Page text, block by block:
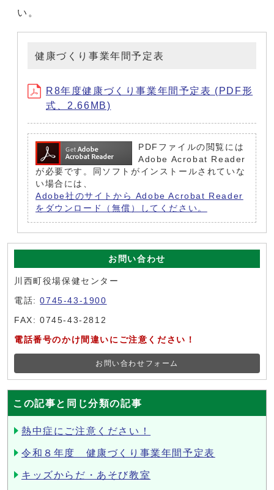
い。
健康づくり事業年間予定表
R8年度健康づくり事業年間予定表 (PDF形
式、2.66MB)
PDFファイルの閲覧には
Adobe Acrobat Reader
が必要です。同ソフトがインストールされていな
い場合には、
Adobe社のサイトから Adobe Acrobat Reader
をダウンロード（無償）してください。
お問い合わせ
川西町役場保健センター
電話:0745-43-1900
FAX: 0745-43-2812
電話番号のかけ間違いにご注意ください！
お問い合わせフォーム
この記事と同じ分類の記事
熱中症にご注意ください！
令和８年度 健康づくり事業年間予定表
キッズからだ・あそび教室